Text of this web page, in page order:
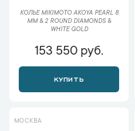
КОЛЬЕ MIKIMOTO AKOYA PEARL 8
MM & 2 ROUND DIAMONDS &
WHITE GOLD
153 550 руб.
КУПИТЬ
МОСКВА